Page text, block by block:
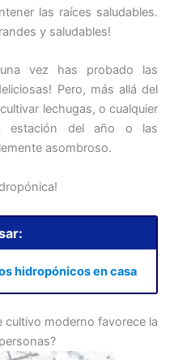
las raíces saludables.
y saludables!
vez has probado las
Pero, más allá del
lechugas, o cualquier
estación del año o las
asombroso.
hidropónicos en casa
cultivo moderno favorece la